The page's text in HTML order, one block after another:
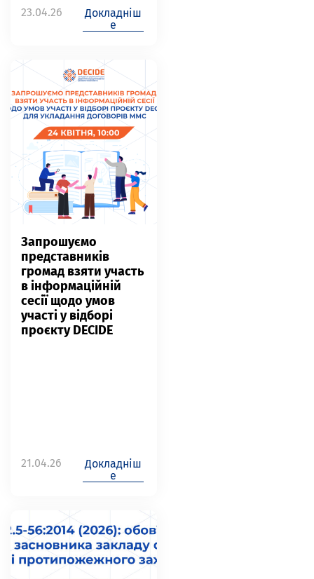
23.04.26
Докладніш
е
Запрошуємо
представників
громад взяти участь
в інформаційній
сесії щодо умов
участі у відборі
проєкту DECIDE
21.04.26
Докладніш
е